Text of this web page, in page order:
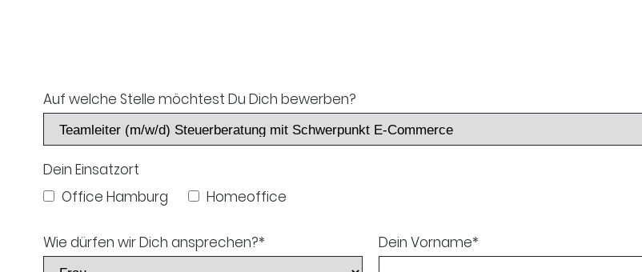
Auf welche Stelle möchtest Du Dich bewerben?
Dein Einsatzort
Office Hamburg
Homeoffice
Wie dürfen wir Dich ansprechen?* Dein Vorname*